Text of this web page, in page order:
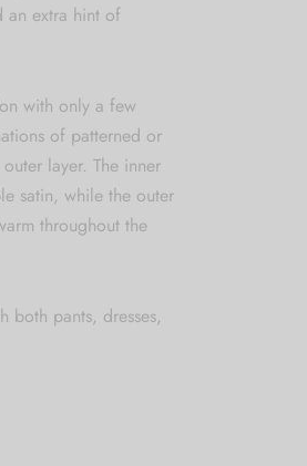
an extra hint of
with only a few
of patterned or
layer. The inner
satin, while the outer
throughout the
both pants, dresses,